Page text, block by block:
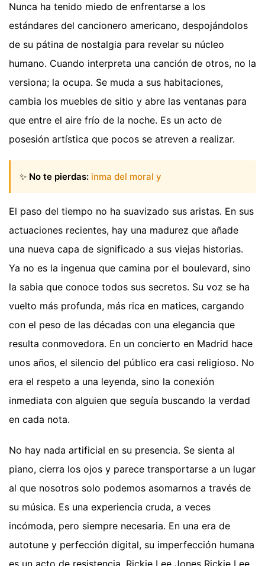
Nunca ha tenido miedo de enfrentarse a los
estándares del cancionero americano, despojándolos
de su pátina de nostalgia para revelar su núcleo
humano. Cuando interpreta una canción de otros, no la
versiona; la ocupa. Se muda a sus habitaciones,
cambia los muebles de sitio y abre las ventanas para
que entre el aire frío de la noche. Es un acto de
posesión artística que pocos se atreven a realizar.
✨ No te pierdas: inma del moral y
El paso del tiempo no ha suavizado sus aristas. En sus
actuaciones recientes, hay una madurez que añade
una nueva capa de significado a sus viejas historias.
Ya no es la ingenua que camina por el boulevard, sino
la sabia que conoce todos sus secretos. Su voz se ha
vuelto más profunda, más rica en matices, cargando
con el peso de las décadas con una elegancia que
resulta conmovedora. En un concierto en Madrid hace
unos años, el silencio del público era casi religioso. No
era el respeto a una leyenda, sino la conexión
inmediata con alguien que seguía buscando la verdad
en cada nota.
No hay nada artificial en su presencia. Se sienta al
piano, cierra los ojos y parece transportarse a un lugar
al que nosotros solo podemos asomarnos a través de
su música. Es una experiencia cruda, a veces
incómoda, pero siempre necesaria. En una era de
autotune y perfección digital, su imperfección humana
es un acto de resistencia. Rickie Lee Jones Rickie Lee